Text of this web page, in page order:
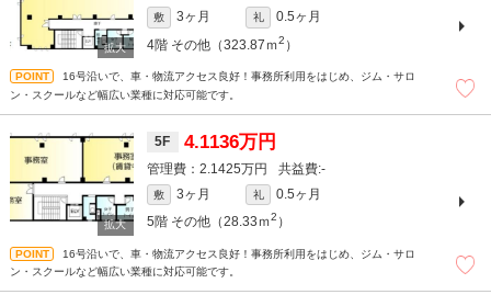
敷 3ヶ月 礼
0.5ヶ月
4階 その他（323.87ｍ2 ）
16号沿いで、車・物流アクセス良好！事務所利用をはじめ、ジム・サロ
ン・スクールなど幅広い業種に対応可能です。
5F 4.1136万円
2.1425万円 -
敷 3ヶ月 礼
0.5ヶ月
5階 その他（28.33ｍ2 ）
16号沿いで、車・物流アクセス良好！事務所利用をはじめ、ジム・サロ
ン・スクールなど幅広い業種に対応可能です。